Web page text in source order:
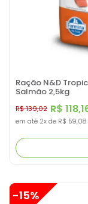
Ração N&D
Salmão 2,5kg
R$
R$ 139,02
em até 2x de R$ 59,08
-15%